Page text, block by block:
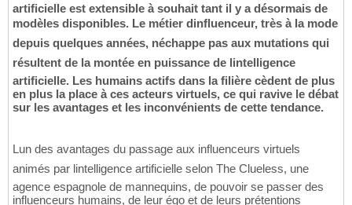
artificielle est extensible à souhait tant il y a désormais de
modèles disponibles. Le métier dinfluenceur, très à la mode
depuis quelques années, néchappe pas aux mutations qui
résultent de la montée en puissance de lintelligence
artificielle. Les humains actifs dans la filière cèdent de plus
en plus la place à ces acteurs virtuels, ce qui ravive le débat
sur les avantages et les inconvénients de cette tendance.
Lun des avantages du passage aux influenceurs virtuels
animés par lintelligence artificielle selon The Clueless, une
agence espagnole de mannequins, de pouvoir se passer des
influenceurs humains, de leur égo et de leurs prétentions